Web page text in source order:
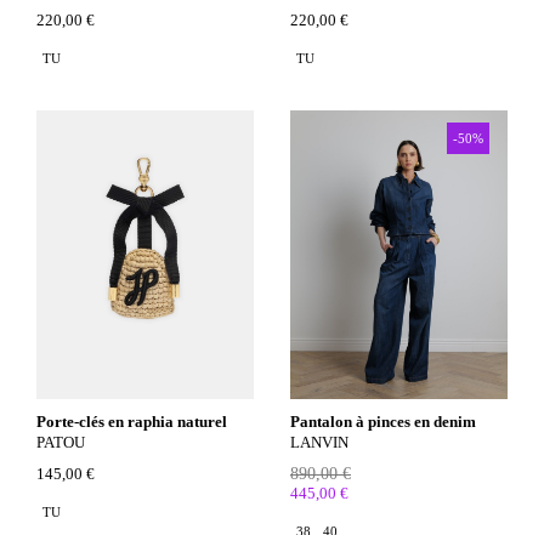
220,00 €
TU
220,00 €
TU
Porte-clés en raphia naturel
PATOU
145,00 €
TU
-50%
Pantalon à pinces en denim
LANVIN
890,00 €
445,00 €
38 40